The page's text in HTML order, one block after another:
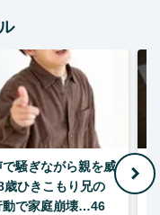
で騒ぎながら親を威
歳ひきこもり兄の
動で家庭崩壊…46